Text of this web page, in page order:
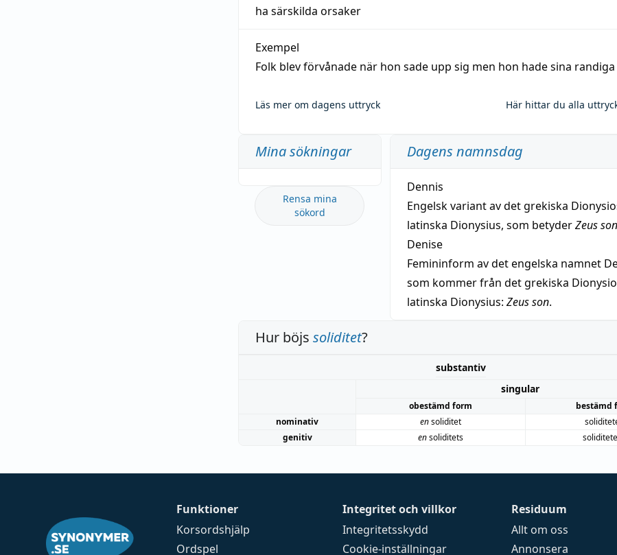
ha särskilda orsaker
Exempel
Folk blev förvånade när hon sade upp sig men hon hade sina randiga
Läs mer om dagens uttryck Här hittar du alla
Mina sökningar
Rensa mina
sökord
Dagens namnsdag
Dennis
Engelsk variant av det grekiska
latinska Dionysius, som betyderZeus son
Denise
Femininform av det engelska namnet
som kommer från det grekiska
latinska Dionysius: Zeus son.
Hur böjs soliditet?
substantiv
singular
obestämd form
bestämd
nominativ
ensoliditet
genitiv
ensoliditets
Funktioner
Korsordshjälp
Ordspel
Integritet och villkor
Integritetsskydd
Cookie-inställningar
Residuum
Allt om oss
Annonsera